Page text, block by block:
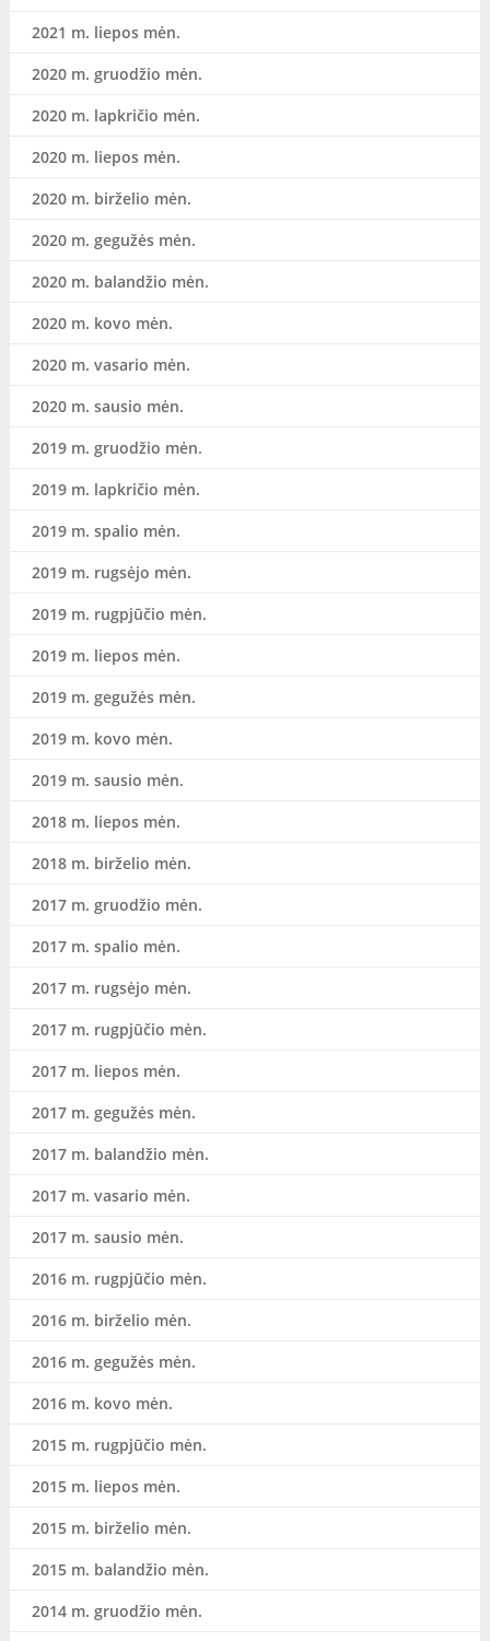
2021 m. liepos mėn.
2020 m. gruodžio mėn.
2020 m. lapkričio mėn.
2020 m. liepos mėn.
2020 m. birželio mėn.
2020 m. gegužės mėn.
2020 m. balandžio mėn.
2020 m. kovo mėn.
2020 m. vasario mėn.
2020 m. sausio mėn.
2019 m. gruodžio mėn.
2019 m. lapkričio mėn.
2019 m. spalio mėn.
2019 m. rugsėjo mėn.
2019 m. rugpjūčio mėn.
2019 m. liepos mėn.
2019 m. gegužės mėn.
2019 m. kovo mėn.
2019 m. sausio mėn.
2018 m. liepos mėn.
2018 m. birželio mėn.
2017 m. gruodžio mėn.
2017 m. spalio mėn.
2017 m. rugsėjo mėn.
2017 m. rugpjūčio mėn.
2017 m. liepos mėn.
2017 m. gegužės mėn.
2017 m. balandžio mėn.
2017 m. vasario mėn.
2017 m. sausio mėn.
2016 m. rugpjūčio mėn.
2016 m. birželio mėn.
2016 m. gegužės mėn.
2016 m. kovo mėn.
2015 m. rugpjūčio mėn.
2015 m. liepos mėn.
2015 m. birželio mėn.
2015 m. balandžio mėn.
2014 m. gruodžio mėn.